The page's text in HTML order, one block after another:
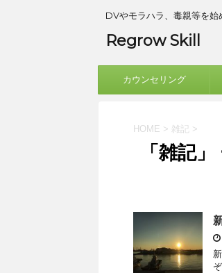
DVやモラハラ、毒親等を
Regrow Skill
カウンセリング
HOME > 雑記 >
「雑記